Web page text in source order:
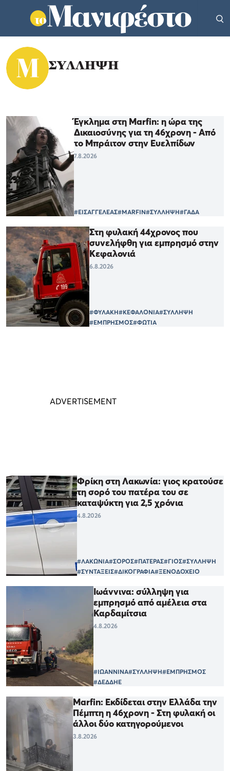
ΣΥΛΛΗΨΗ
Έγκλημα στη Marfin: η ώρα της
Δικαιοσύνης για τη 46χρονη - Από
το Μπράιτον στην Ευελπίδων
7.8.2026
#ΕΙΣΑΓΓΕΛΕΑΣ#MARFIN#ΣΥΛΛΗΨΗ#ΓΑΔΑ
Στη φυλακή 44χρονος που
συνελήφθη για εμπρησμό στην
Κεφαλονιά
6.8.2026
#ΦΥΛΑΚΗ#ΚΕΦΑΛΟΝΙΑ#ΣΥΛΛΗΨΗ
#ΕΜΠΡΗΣΜΟΣ#ΦΩΤΙΑ
Φρίκη στη Λακωνία: γιος κρατούσε
τη σορό του πατέρα του σε
καταψύκτη για 2,5 χρόνια
4.8.2026
#ΛΑΚΩΝΙΑ#ΣΟΡΟΣ#ΠΑΤΕΡΑΣ#ΓΙΟΣ#ΣΥΛΛΗΨΗ
#ΣΥΝΤΑΞΕΙΣ#ΔΙΚΟΓΡΑΦΙΑ#ΞΕΝΟΔΟΧΕΙΟ
Ιωάννινα: σύλληψη για
εμπρησμό από αμέλεια στα
Καρδαμίτσια
4.8.2026
#ΙΩΑΝΝΙΝΑ#ΣΥΛΛΗΨΗ#ΕΜΠΡΗΣΜΟΣ
#ΔΕΔΔΗΕ
Marfin: Εκδίδεται στην Ελλάδα την
Πέμπτη η 46χρονη - Στη φυλακή οι
άλλοι δύο κατηγορούμενοι
3.8.2026